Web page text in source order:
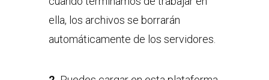
ella, los archivos se borrarán
automáticamente de los servidores.